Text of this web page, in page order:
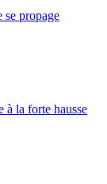
se propage
à la forte hausse